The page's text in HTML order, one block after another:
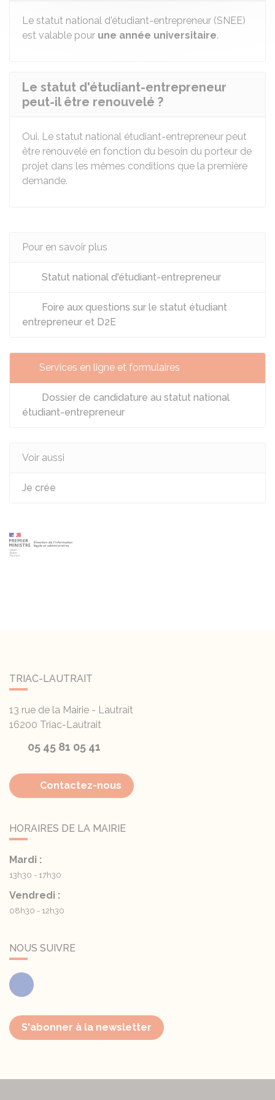
Le statut national d'étudiant-entrepreneur (SNEE)
est valable pour une année universitaire.
Le statut d'étudiant-entrepreneur
peut-il être renouvelé ?
Oui. Le statut national étudiant-entrepreneur peut
être renouvelé en fonction du besoin du porteur de
projet dans les mêmes conditions que la première
demande.
Pour en savoir plus
Statut national d'étudiant-entrepreneur
Foire aux questions sur le statut étudiant
entrepreneur et D2E
Services en ligne et formulaires
Dossier de candidature au statut national
étudiant-entrepreneur
Voir aussi
Je crée
TRIAC-LAUTRAIT
13 rue de la Mairie - Lautrait
16200 Triac-Lautrait
05 45 81 05 41
Contactez-nous
HORAIRES DE LA MAIRIE
Mardi :
13h30 - 17h30
Vendredi :
08h30 - 12h30
NOUS SUIVRE
Facebook
S'abonner à la newsletter